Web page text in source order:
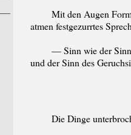
Mit den Augen
atmen festgezurrtes
— Sinn wie der Sinn
und der Sinn des
Die Dinge